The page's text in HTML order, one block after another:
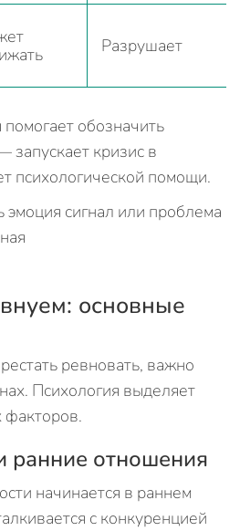
Разрушает
обозначить
запускает кризис в
психологической помощи.
основные
ревновать, важно
Психология выделяет
факторов.
ранние отношения
начинается в раннем
с конкуренцией